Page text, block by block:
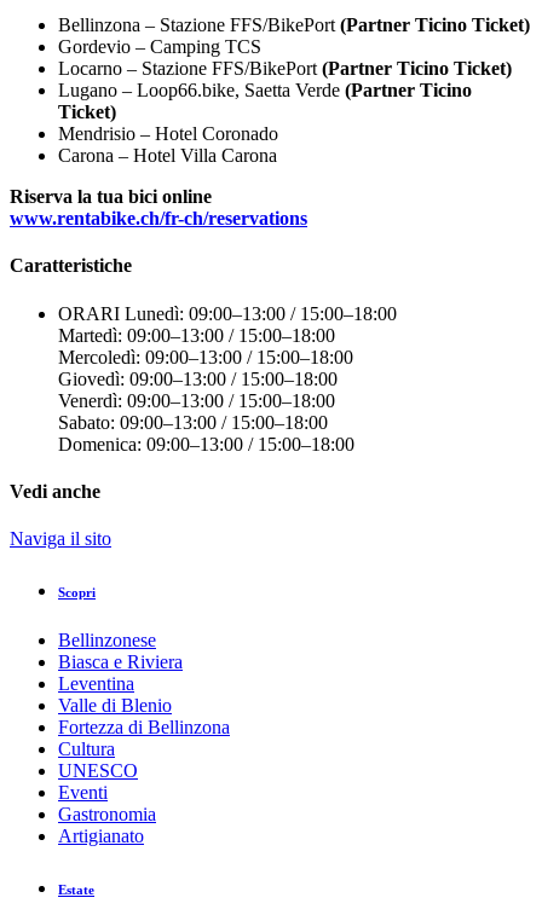
Bellinzona – Stazione FFS/BikePort (Partner Ticino Ticket)
Gordevio – Camping TCS
Locarno – Stazione FFS/BikePort (Partner Ticino Ticket)
Lugano – Loop66.bike, Saetta Verde (Partner Ticino
Ticket)
Mendrisio – Hotel Coronado
Carona – Hotel Villa Carona
Riserva la tua bici online
www.rentabike.ch/fr-ch/reservations
Caratteristiche
ORARI Lunedì: 09:00–13:00 / 15:00–18:00
Martedì: 09:00–13:00 / 15:00–18:00
Mercoledì: 09:00–13:00 / 15:00–18:00
Giovedì: 09:00–13:00 / 15:00–18:00
Venerdì: 09:00–13:00 / 15:00–18:00
Sabato: 09:00–13:00 / 15:00–18:00
Domenica: 09:00–13:00 / 15:00–18:00
Vedi anche
Naviga il sito
Scopri
Bellinzonese
Biasca e Riviera
Leventina
Valle di Blenio
Fortezza di Bellinzona
Cultura
UNESCO
Eventi
Gastronomia
Artigianato
Estate